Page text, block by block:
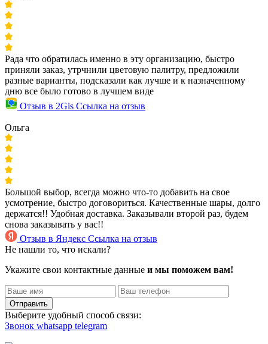
Рада что обратилась именно в эту организацию, быстро
приняли заказ, утрчнили цветовую палитру, предложили
разные варианты, подсказали как лучше и к назначенному
дню все было готово в лучшем виде
Отзыв в 2Gis Ссылка на отзыв
Ольга
Большой выбор, всегда можно что-то добавить на свое
усмотрение, быстро договориться. Качественные шары, долго
держатся!! Удобная доставка. Заказывали второй раз, будем
снова заказывать у вас!!
Отзыв в Яндекс Ссылка на отзыв
Не нашли то, что искали?
Укажите свои контактные данные и мы поможем вам!
Отправить
Выберите удобный способ связи:
Звонок whatsapp telegram